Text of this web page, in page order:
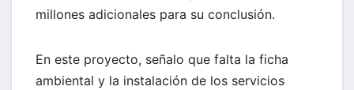
millones adicionales para su conclusión.
En este proyecto, señalo que falta la ficha
ambiental y la instalación de los servicios